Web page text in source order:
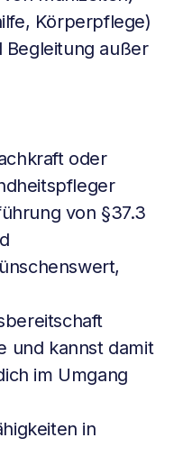
Körperpflege)
Begleitung außer
oder
von §37.3
und kannst damit
im Umgang
in